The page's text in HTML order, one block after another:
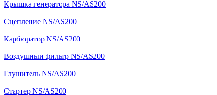
Крышка генератора NS/AS200
Сцепление NS/AS200
Карбюратор NS/AS200
Воздушный фильтр NS/AS200
Глушитель NS/AS200
Стартер NS/AS200